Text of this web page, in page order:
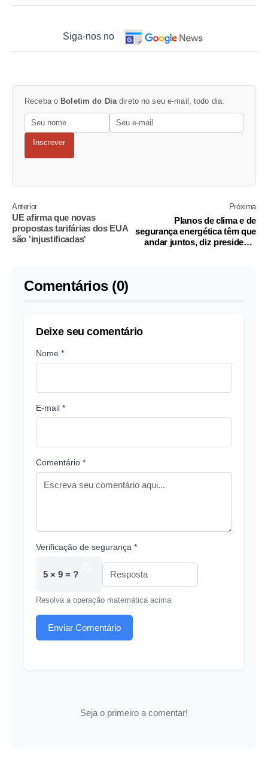
Siga-nos no
Receba o Boletim do Diadireto no seu e-mail, todo dia.
Inscrever
Anterior
UE afirma que novas
propostas tarifárias dos EUA
são 'injustificadas'
Próxima
Planos de clima e de
segurança energética têm que
andar juntos, diz presidente
Comentários (0)
Deixe seu comentário
Nome *
E-mail *
Comentário *
Verificação de segurança *
5 × 9 = ?
Resolva a operação matemática acima
Enviar Comentário
Seja o primeiro a comentar!